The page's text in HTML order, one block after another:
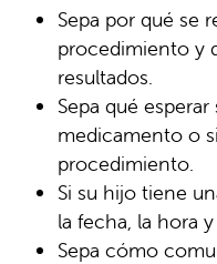
Sepa por qué se
procedimiento y
resultados.
Sepa qué
medicamento o
procedimiento.
Si su hijo tiene
la fecha, la hora
Sepa cómo